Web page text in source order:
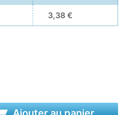
3,38 €